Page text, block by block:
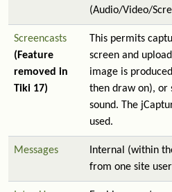
(Audio/Video/
Screencasts
(Feature
removed in
Tiki 17)
This permits
screen and
image is
then draw on), or
sound. The
used.
Messages
Internal (within
from one site